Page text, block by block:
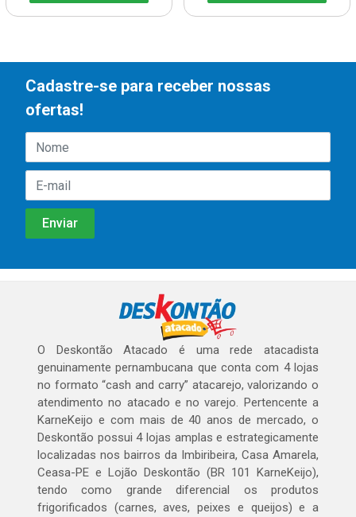
Cadastre-se para receber nossas
ofertas!
O Deskontão Atacado é uma rede atacadista
genuinamente pernambucana que conta com 4 lojas
no formato “cash and carry” atacarejo, valorizando o
atendimento no atacado e no varejo. Pertencente a
KarneKeijo e com mais de 40 anos de mercado, o
Deskontão possui 4 lojas amplas e estrategicamente
localizadas nos bairros da Imbiribeira, Casa Amarela,
Ceasa-PE e Lojão Deskontão (BR 101 KarneKeijo),
tendo como grande diferencial os produtos
frigorificados (carnes, aves, peixes e queijos) e a